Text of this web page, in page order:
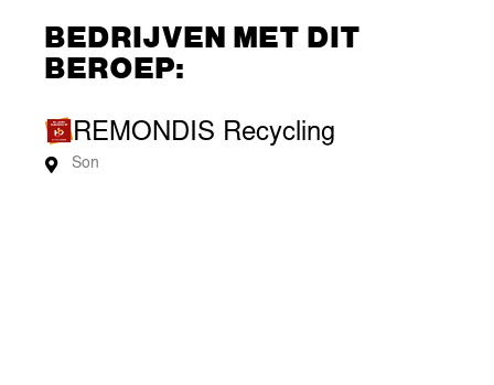
BEDRIJVEN MET DIT
BEROEP:
REMONDIS Recycling
Son